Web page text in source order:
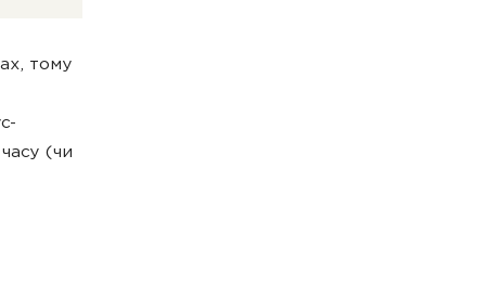
тому
(чи